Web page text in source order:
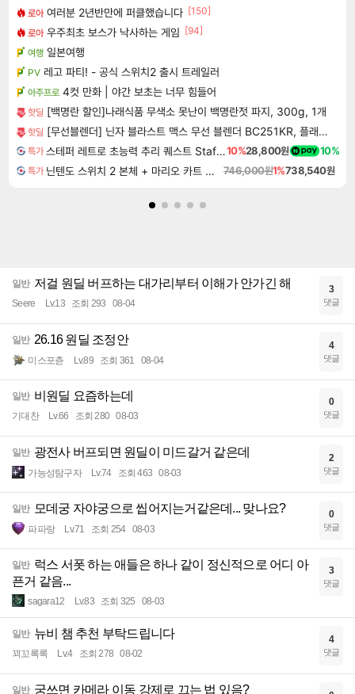
로아 여러분 2년반만에 퍼클했습니다 [150]
로아 우주최초 보스가 낙사하는 게임 [94]
여행 일본여행
PV 레고 파티! - 공식 스위치2 출시 트레일러
아주프로 4컷 만화 | 야간 보초는 너무 힘들어
핫딜 [백명란 할인]나래식품 무색소 못난이 백명란젓 파지, 300g, 1개
핫딜 [무선블렌더] 닌자 블라스트 맥스 무선 블렌더 BC251KR, 플래티넘실버, 1개
특가 스테퍼 레트로 초능력 추리 퀘스트 Staffer Retro A Supernatural Mystery Quest10%28,800원 10%
특가 닌텐도 스위치 2 본체 + 마리오 카트 월드 746,000원1%738,540원
일반 저걸 원딜 버프하는 대가리부터 이해가 안가긴 해
Seere Lv.13 조회 293 08-04
3
댓글
일반 26.16 원딜 조정안
미스포츈 Lv.89 조회 361 08-04
4
댓글
일반 비원딜 요즘하는데
기대찬 Lv.66 조회 280 08-03
0
댓글
일반 광전사 버프되면 원딜이 미드갈거 같은데
가능성탐구자 Lv.74 조회 463 08-03
2
댓글
일반 모데궁 자야궁으로 씹어지는거같은데... 맞나요?
파파랑 Lv.71 조회 254 08-03
0
댓글
일반 럭스 서폿 하는 애들은 하나 같이 정신적으로 어디 아
픈거 같음...
sagara12 Lv.83 조회 325 08-03
3
댓글
일반 뉴비 챔 추천 부탁드립니다
꾀꼬록록 Lv.4 조회 278 08-02
4
댓글
일반 궁쓰면 카메라 이동 강제로 끄는 법 있음?